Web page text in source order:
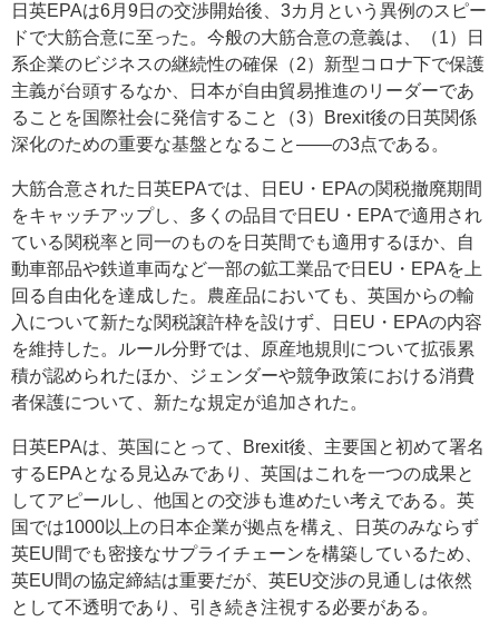
日英EPAは6月9日の交渉開始後、3カ月という異例のスピー
ドで大筋合意に至った。今般の大筋合意の意義は、（1）日
系企業のビジネスの継続性の確保（2）新型コロナ下で保護
主義が台頭するなか、日本が自由貿易推進のリーダーであ
ることを国際社会に発信すること（3）Brexit後の日英関係
深化のための重要な基盤となること――の3点である。
大筋合意された日英EPAでは、日EU・EPAの関税撤廃期間
をキャッチアップし、多くの品目で日EU・EPAで適用され
ている関税率と同一のものを日英間でも適用するほか、自
動車部品や鉄道車両など一部の鉱工業品で日EU・EPAを上
回る自由化を達成した。農産品においても、英国からの輸
入について新たな関税譲許枠を設けず、日EU・EPAの内容
を維持した。ルール分野では、原産地規則について拡張累
積が認められたほか、ジェンダーや競争政策における消費
者保護について、新たな規定が追加された。
日英EPAは、英国にとって、Brexit後、主要国と初めて署名
するEPAとなる見込みであり、英国はこれを一つの成果と
してアピールし、他国との交渉も進めたい考えである。英
国では1000以上の日本企業が拠点を構え、日英のみならず
英EU間でも密接なサプライチェーンを構築しているため、
英EU間の協定締結は重要だが、英EU交渉の見通しは依然
として不透明であり、引き続き注視する必要がある。